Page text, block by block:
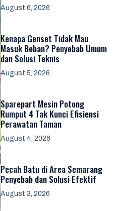
August 6, 2026
Kenapa Genset Tidak Mau
Masuk Beban? Penyebab Umum
dan Solusi Teknis
August 5, 2026
Sparepart Mesin Potong
Rumput 4 Tak Kunci Efisiensi
Perawatan Taman
August 4, 2026
Pecah Batu di Area Semarang
Penyebab dan Solusi Efektif
August 3, 2026